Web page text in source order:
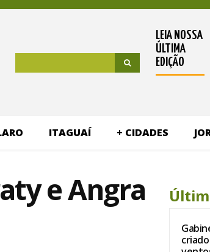
LEIA NOSSA
ÚLTIMA
EDIÇÃO
ITAGUAÍ + CIDADES
e Angra